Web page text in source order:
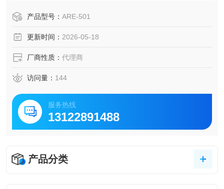
疗、半导体等高精密度行业。自转公转搅拌机 ARE-310提高
温度
产品型号： ARE-501
更新时间： 2026-05-18
厂商性质： 代理商
访问量： 144
服务热线
13122891488
产品分类